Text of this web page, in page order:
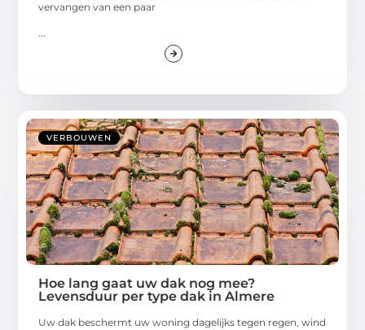
vervangen van een paar
...
VERBOUWEN
Hoe lang gaat uw dak nog mee?
Levensduur per type dak in Almere
Uw dak beschermt uw woning dagelijks tegen regen, wind